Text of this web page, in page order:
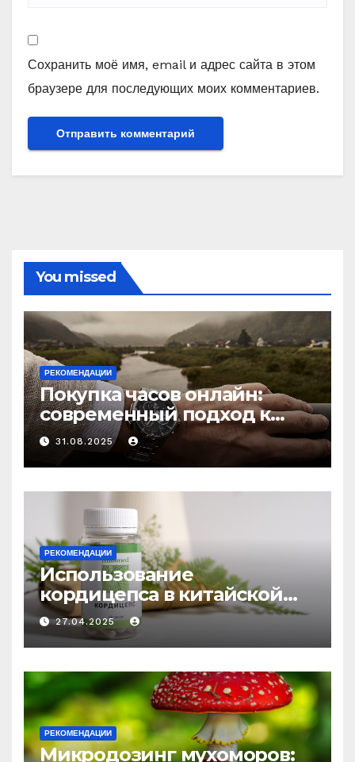
Сохранить моё имя, email и адрес сайта в этом
браузере для последующих моих комментариев.
You missed
РЕКОМЕНДАЦИИ
Покупка часов онлайн:
современный подход к
выбору аксессуаров
31.08.2025
РЕКОМЕНДАЦИИ
Использование
кордицепса в китайской
медицине: природное
средство против усталости
и истощения
27.04.2025
РЕКОМЕНДАЦИИ
Микродозинг мухоморов: